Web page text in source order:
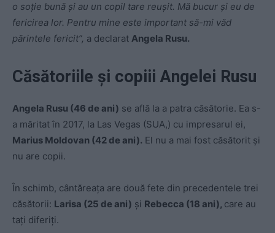
o soţie bună şi au un copil tare reuşit. Mă bucur şi eu de
fericirea lor. Pentru mine este important să-mi văd
părintele fericit”, a declarat Angela Rusu.
Căsătoriile și copiii Angelei Rusu
Angela Rusu (46 de ani) se află la a patra căsătorie. Ea s-
a măritat în 2017, la Las Vegas (SUA,) cu impresarul ei,
Marius Moldovan (42 de ani). El nu a mai fost căsătorit și
nu are copii.
În schimb, cântăreața are două fete din precedentele trei
căsătorii: Larisa (25 de ani) și Rebecca (18 ani), care au
tați diferiți.